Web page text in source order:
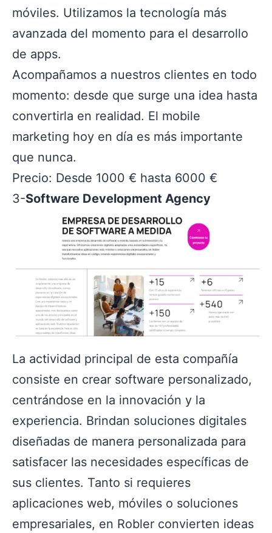
móviles. Utilizamos la tecnología más
avanzada del momento para el desarrollo
de apps.
Acompañamos a nuestros clientes en todo
momento: desde que surge una idea hasta
convertirla en realidad. El mobile
marketing hoy en día es más importante
que nunca.
Precio: Desde 1000 € hasta 6000 €
3-Software Development Agency
La actividad principal de esta compañía
consiste en crear software personalizado,
centrándose en la innovación y la
experiencia. Brindan soluciones digitales
diseñadas de manera personalizada para
satisfacer las necesidades específicas de
sus clientes. Tanto si requieres
aplicaciones web, móviles o soluciones
empresariales, en Robler convierten ideas